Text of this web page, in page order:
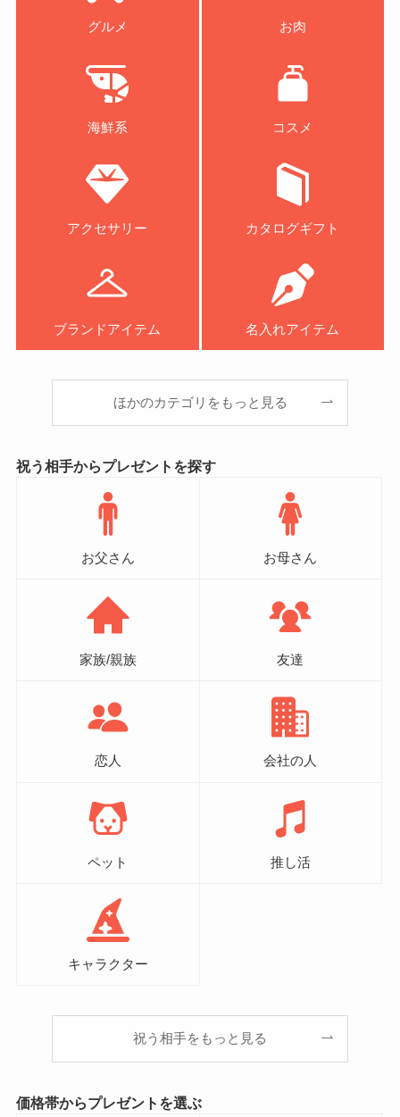
グルメ お肉
海鮮系 コスメ
アクセサリー カタログギフト
ブランドアイテム 名入れアイテム
ほかのカテゴリをもっと見る
祝う相手からプレゼントを探す
お父さん お母さん
家族/親族 友達
恋人 会社の人
ペット 推し活
キャラクター
祝う相手をもっと見る
価格帯からプレゼントを選ぶ